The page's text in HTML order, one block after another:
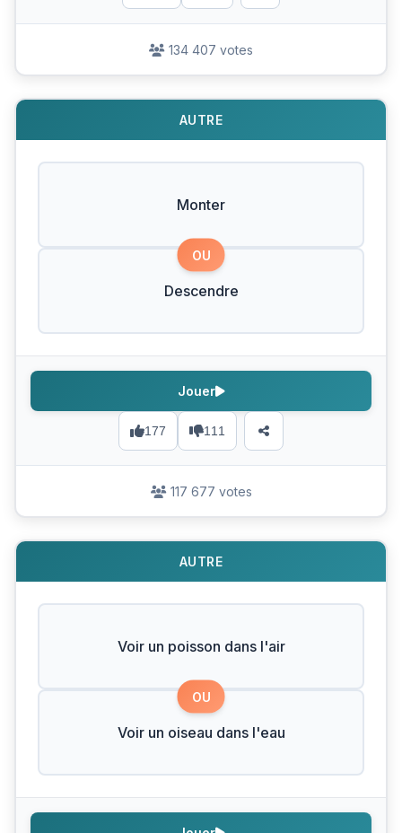
134 407 votes
AUTRE
Monter
OU
Descendre
177 111
Jouer
117 677 votes
AUTRE
Voir un poisson dans l'air
OU
Voir un oiseau dans l'eau